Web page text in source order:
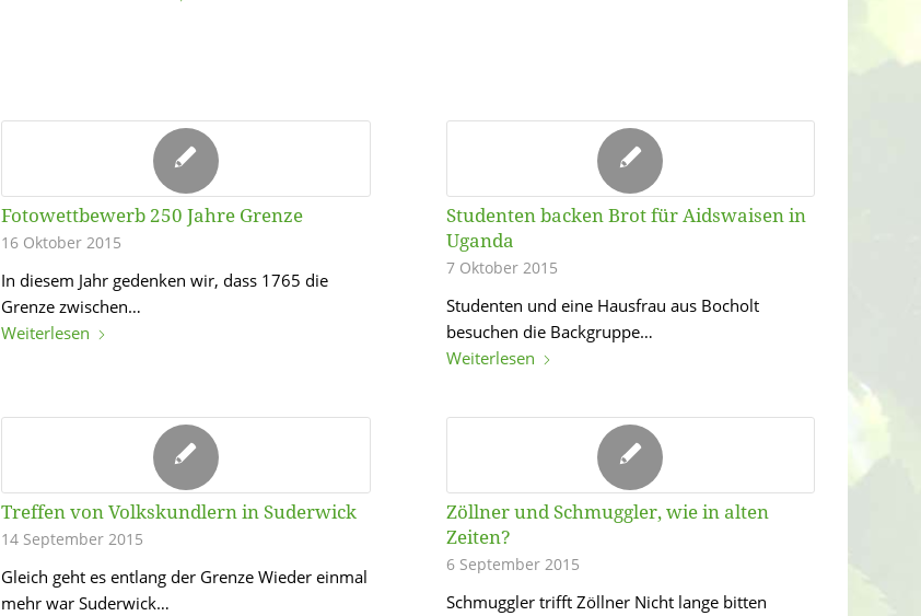
Fotowettbewerb 250 Jahre Grenze
16 Oktober 2015
In diesem Jahr gedenken wir, dass 1765 die
Grenze zwischen…
Weiterlesen
Studenten backen Brot für Aidswaisen in
Uganda
7 Oktober 2015
Studenten und eine Hausfrau aus Bocholt
besuchen die Backgruppe…
Weiterlesen
Treffen von Volkskundlern in Suderwick
14 September 2015
Gleich geht es entlang der Grenze Wieder einmal
mehr war Suderwick…
Zöllner und Schmuggler, wie in alten
Zeiten?
6 September 2015
Schmuggler trifft Zöllner Nicht lange bitten